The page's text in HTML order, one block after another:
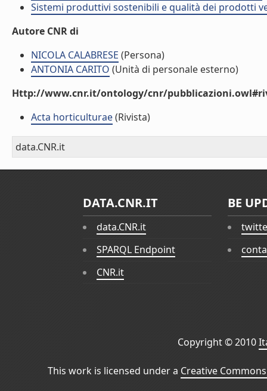
Sistemi produttivi sostenibili e qualità dei prodotti
Autore CNR di
NICOLA CALABRESE (Persona)
ANTONIA CARITO (Unità di personale esterno)
Http://www.cnr.it/ontology/cnr/
Acta horticulturae(Rivista)
data.CNR.it
DATA.CNR.IT
data.CNR.it
SPARQL Endpoint
CNR.it
BE
Copyright © 2010
This work is licensed under a Creative